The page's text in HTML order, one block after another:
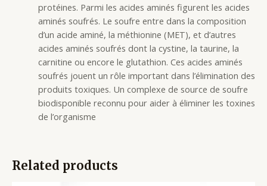
protéines. Parmi les acides aminés figurent les acides
aminés soufrés. Le soufre entre dans la composition
d’un acide aminé, la méthionine (MET), et d’autres
acides aminés soufrés dont la cystine, la taurine, la
carnitine ou encore le glutathion. Ces acides aminés
soufrés jouent un rôle important dans l’élimination des
produits toxiques. Un complexe de source de soufre
biodisponible reconnu pour aider à éliminer les toxines
de l’organisme
Related products